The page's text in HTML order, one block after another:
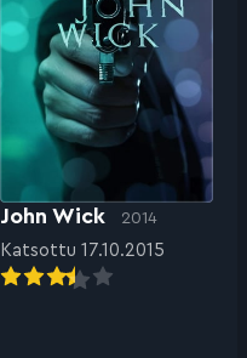
John Wick 2014
Katsottu 17.10.2015